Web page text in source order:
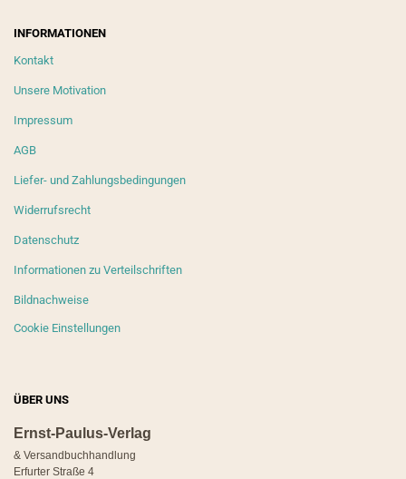
INFORMATIONEN
Kontakt
Unsere Motivation
Impressum
AGB
Liefer- und Zahlungsbedingungen
Widerrufsrecht
Datenschutz
Informationen zu Verteilschriften
Bildnachweise
Cookie Einstellungen
ÜBER UNS
Ernst-Paulus-Verlag
& Versandbuchhandlung
Erfurter Straße 4